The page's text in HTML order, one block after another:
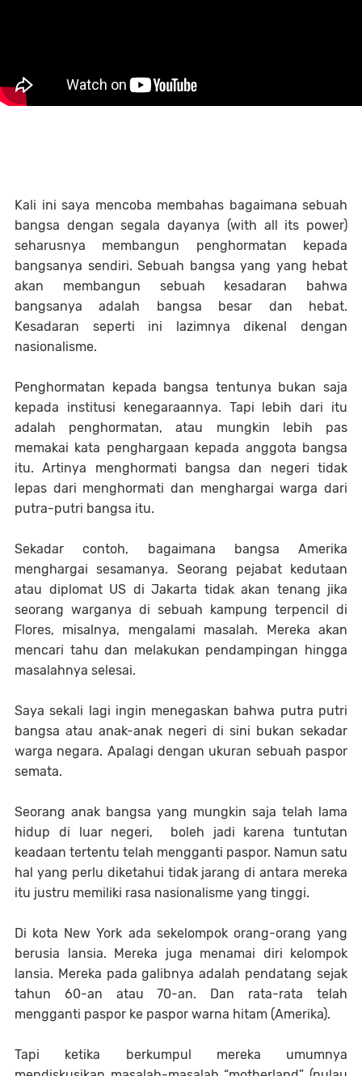
Kali ini saya mencoba membahas bagaimana sebuah
bangsa dengan segala dayanya (with all its power)
seharusnya membangun penghormatan kepada
bangsanya sendiri. Sebuah bangsa yang yang hebat
akan membangun sebuah kesadaran bahwa
bangsanya adalah bangsa besar dan hebat.
Kesadaran seperti ini lazimnya dikenal dengan
nasionalisme.
Penghormatan kepada bangsa tentunya bukan saja
kepada institusi kenegaraannya. Tapi lebih dari itu
adalah penghormatan, atau mungkin lebih pas
memakai kata penghargaan kepada anggota bangsa
itu. Artinya menghormati bangsa dan negeri tidak
lepas dari menghormati dan menghargai warga dari
putra-putri bangsa itu.
Sekadar contoh, bagaimana bangsa Amerika
menghargai sesamanya. Seorang pejabat kedutaan
atau diplomat US di Jakarta tidak akan tenang jika
seorang warganya di sebuah kampung terpencil di
Flores, misalnya, mengalami masalah. Mereka akan
mencari tahu dan melakukan pendampingan hingga
masalahnya selesai.
Saya sekali lagi ingin menegaskan bahwa putra putri
bangsa atau anak-anak negeri di sini bukan sekadar
warga negara. Apalagi dengan ukuran sebuah paspor
semata.
Seorang anak bangsa yang mungkin saja telah lama
hidup di luar negeri, boleh jadi karena tuntutan
keadaan tertentu telah mengganti paspor. Namun satu
hal yang perlu diketahui tidak jarang di antara mereka
itu justru memiliki rasa nasionalisme yang tinggi.
Di kota New York ada sekelompok orang-orang yang
berusia lansia. Mereka juga menamai diri kelompok
lansia. Mereka pada galibnya adalah pendatang sejak
tahun 60-an atau 70-an. Dan rata-rata telah
mengganti paspor ke paspor warna hitam (Amerika).
Tapi ketika berkumpul mereka umumnya